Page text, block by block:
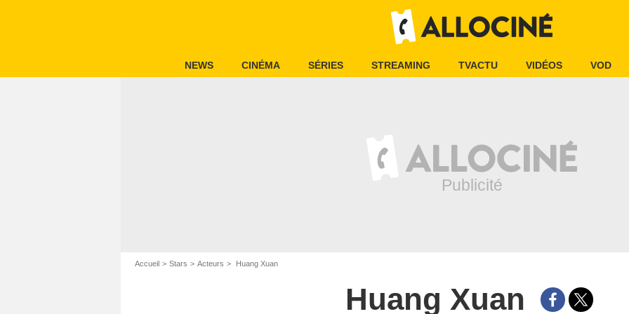
NEWS CINÉMA SÉRIES STREAMING TVACTU VIDÉOS VOD
Accueil Stars Acteurs Huang Xuan
Huang Xuan